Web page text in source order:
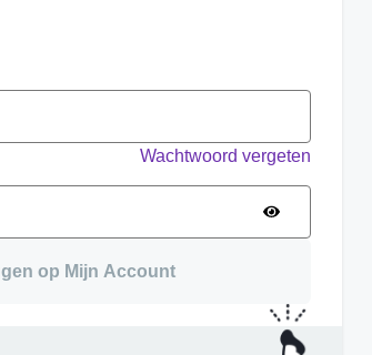
Wachtwoord vergeten
op Mijn Account